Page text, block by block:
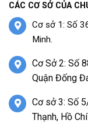
CÁC CƠ SỞ CỦA
Cơ sở 1: Số
Minh.
Cơ Sở 2: Số
Quận Đống
Cơ sở 3: Số
Thạnh, Hồ